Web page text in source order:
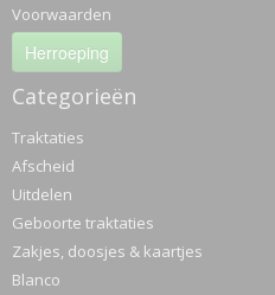
Voorwaarden
Herroeping
Categorieën
Traktaties
Afscheid
Uitdelen
Geboorte traktaties
Zakjes, doosjes & kaartjes
Blanco